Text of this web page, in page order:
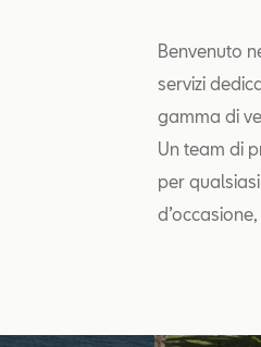
Benvenuto
servizi
gamma di
Un team di
per